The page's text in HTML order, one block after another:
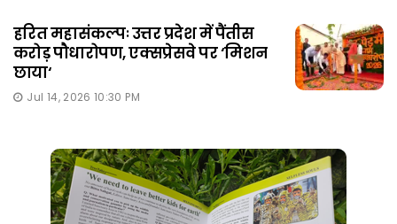
हरित महासंकल्पः उत्तर प्रदेश में पैंतीस
करोड़ पौधारोपण, एक्सप्रेसवे पर ‘मिशन
छाया‘
Jul 14, 2026 10:30 PM